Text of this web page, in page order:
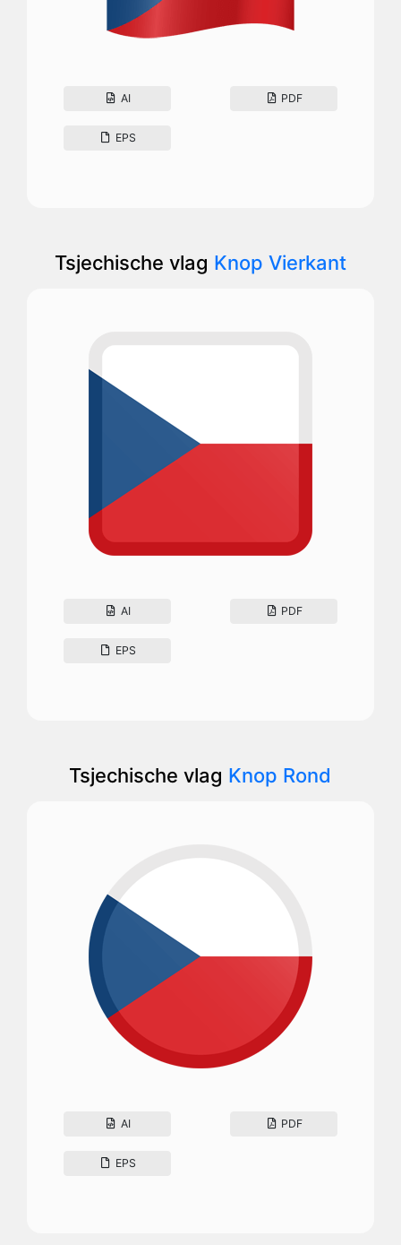
AI PDF
EPS
Tsjechische vlag Knop Vierkant
AI PDF
EPS
Tsjechische vlag Knop Rond
AI PDF
EPS